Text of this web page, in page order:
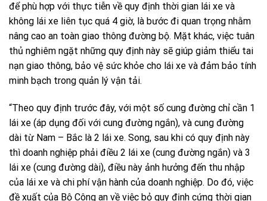
để phù hợp với thực tiễn về quy định thời gian lái xe và
không lái xe liên tục quá 4 giờ, là bước đi quan trọng nhằm
nâng cao an toàn giao thông đường bộ. Mặt khác, việc tuân
thủ nghiêm ngặt những quy định này sẽ giúp giảm thiểu tai
nạn giao thông, bảo vệ sức khỏe cho lái xe và đảm bảo tính
minh bạch trong quản lý vận tải.
“Theo quy định trước đây, với một số cung đường chỉ cần 1
lái xe (áp dụng đối với cung đường ngắn), và cung đường
dài từ Nam – Bắc là 2 lái xe. Song, sau khi có quy định này
thì doanh nghiệp phải điều 2 lái xe (cung đường ngắn) và 3
lái xe (cung đường dài), điều này ảnh hưởng đến thu nhập
của lái xe và chi phí vận hành của doanh nghiệp. Do đó, việc
đề xuất của Bộ Công an về việc bỏ quy định cứng thời gian